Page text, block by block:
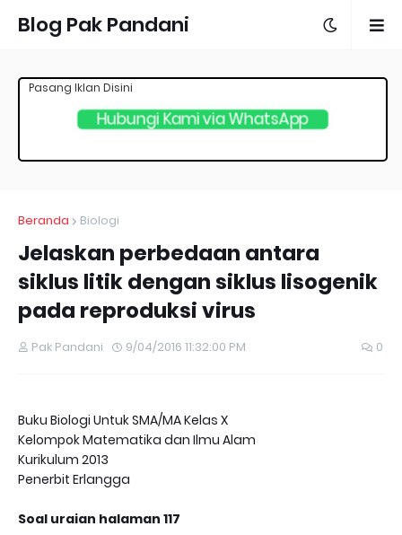
Blog Pak Pandani
Hubungi Kami via WhatsApp
Pasang Iklan Disini
Beranda Biologi
Jelaskan perbedaan antara
siklus litik dengan siklus lisogenik
pada reproduksi virus
Pak Pandani 9/04/2016 11:32:00 PM 0
Buku Biologi Untuk SMA/MA Kelas X
Kelompok Matematika dan Ilmu Alam
Kurikulum 2013
Penerbit Erlangga
Soal uraian halaman 117